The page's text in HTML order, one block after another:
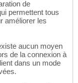
de
permettent tous
améliorer les
aucun moyen
de la connexion à
dans un mode